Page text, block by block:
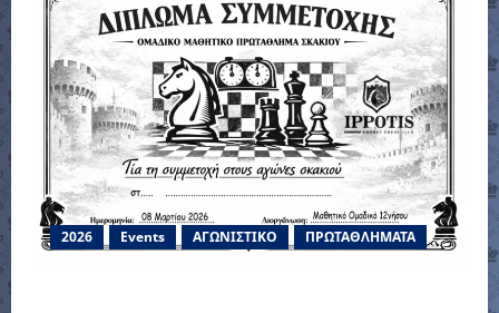
2026 Events ΑΓΩΝΙΣΤΙΚΟ ΠΡΩΤΑΘΛΗΜΑΤΑ